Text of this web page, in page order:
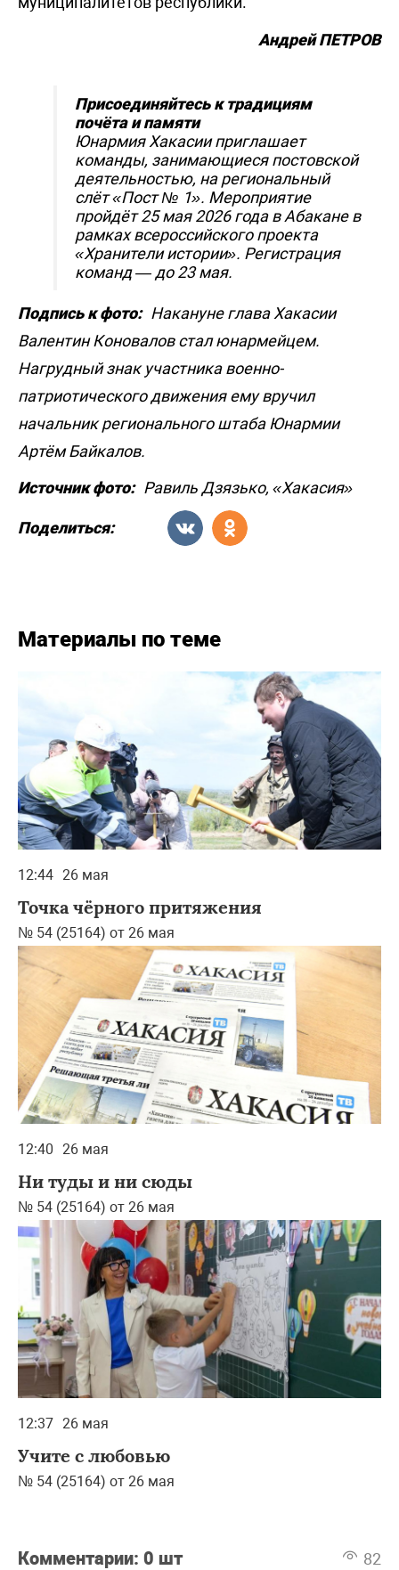
Андрей ПЕТРОВ
Присоединяйтесь к традициям
почёта и памяти
Юнармия Хакасии приглашает
команды, занимающиеся постовской
деятельностью, на региональный
слёт «Пост № 1». Мероприятие
пройдёт 25 мая 2026 года в Абакане в
рамках всероссийского проекта
«Хранители истории». Регистрация
команд — до 23 мая.
Подпись к фото: Накануне глава Хакасии
Валентин Коновалов стал юнармейцем.
Нагрудный знак участника военно-
патриотического движения ему вручил
начальник регионального штаба Юнармии
Артём Байкалов.
Источник фото: Равиль Дзязько, «Хакасия»
Поделиться:
Материалы по теме
12:44 26 мая
Точка чёрного притяжения
№ 54 (25164) от 26 мая
12:40 26 мая
Ни туды и ни сюды
№ 54 (25164) от 26 мая
12:37 26 мая
Учите с любовью
№ 54 (25164) от 26 мая
Комментарии: 0 шт 82